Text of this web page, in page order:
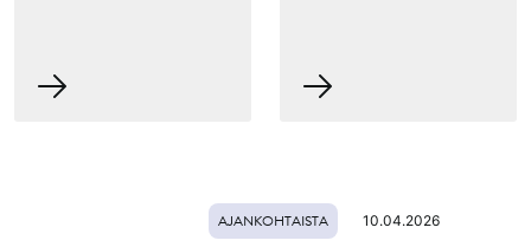
AJANKOHTAISTA 10.04.2026